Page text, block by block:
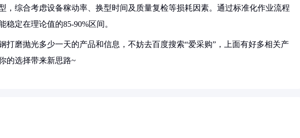
，综合考虑设备稼动率、换型时间及质量复检等损耗因素。通过标准化作业流程
定在理论值的85-90%区间。
打磨抛光多少一天的产品和信息，不妨去百度搜索“爱采购”，上面有好多相关产
的选择带来新思路~